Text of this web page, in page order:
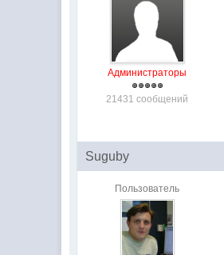
Администраторы
21431 сообщений
Suguby
Пользователь